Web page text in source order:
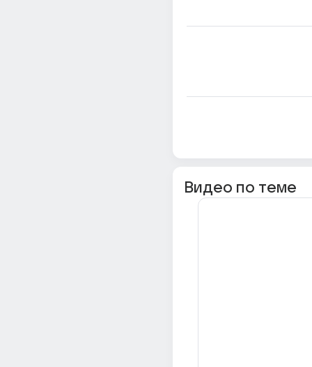
Видео по теме